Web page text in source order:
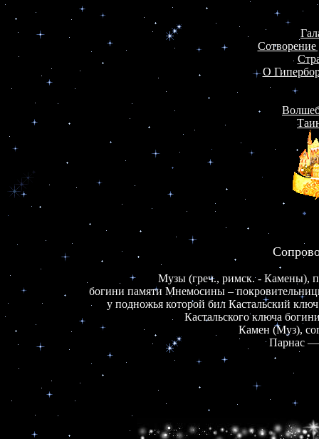
О
Музы (греч., римск. - Камены),
богини памяти Мнемосины –
у подножья которой бил Кастальский
Кастальского ключа
Камен (Муз),